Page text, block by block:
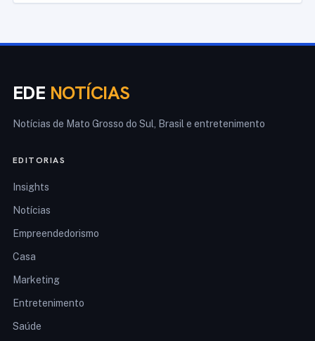
EDE NOTÍCIAS
Notícias de Mato Grosso do Sul, Brasil e entretenimento
EDITORIAS
Insights
Notícias
Empreendedorismo
Casa
Marketing
Entretenimento
Saúde